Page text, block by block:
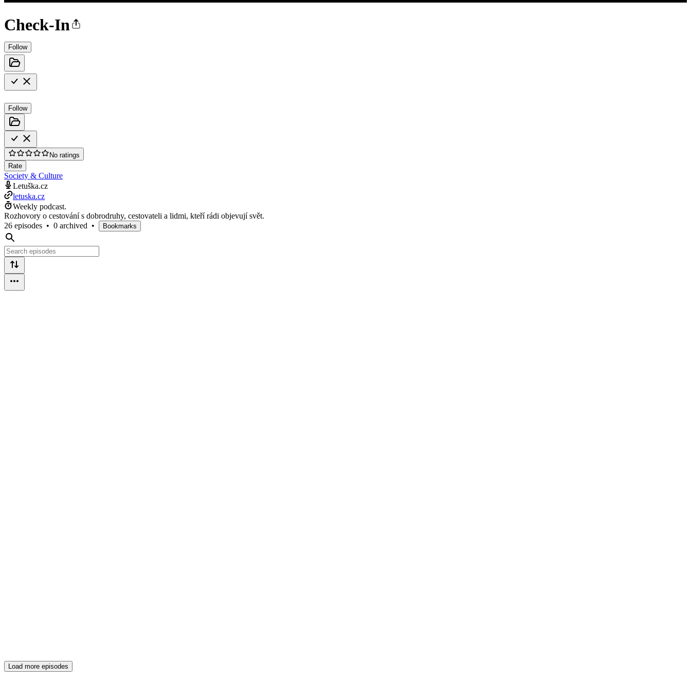
Check-In
Follow
Follow
No ratings
Rate
Society & Culture
Letuška.cz
letuska.cz
Weekly podcast.
Rozhovory o cestování s dobrodruhy, cestovateli a lidmi, kteří rádi objevují svět.
26 episodes • 0 archived • Bookmarks
Load more episodes